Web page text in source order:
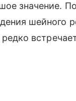
значение.